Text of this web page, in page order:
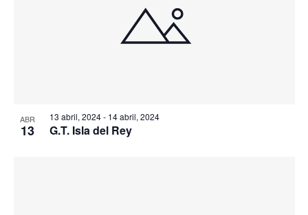
ABR
13
13 abril, 2024- 14 abril, 2024
G.T. Isla del Rey